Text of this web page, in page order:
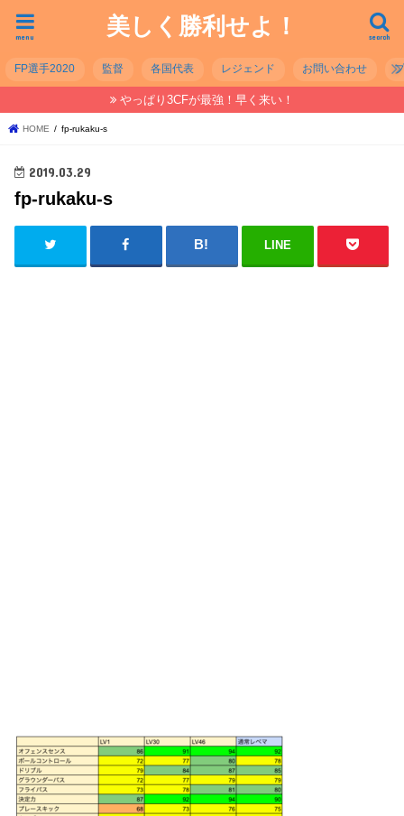
美しく勝利せよ！ search
menu
FP選手2020 監督 各国代表 レジェンド お問い合わせ
やっぱり3CFが最強！早く来い！
HOME fp-rukaku-s
2019.03.29
fp-rukaku-s
LINE